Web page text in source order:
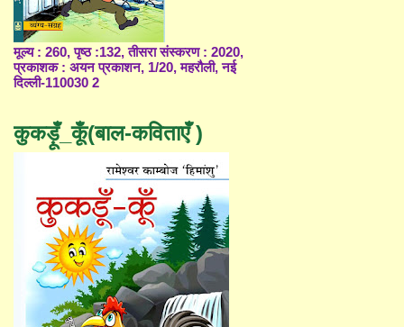
मूल्य : 260, पृष्ठ :132, तीसरा संस्करण : 2020,
प्रकाशक : अयन प्रकाशन, 1/20, महरौली, नई
दिल्ली-110030 2
कुकड़ूँ_कूँ(बाल-कविताएँ )